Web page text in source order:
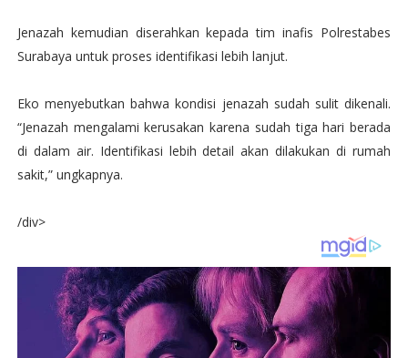
Jenazah kemudian diserahkan kepada tim inafis Polrestabes
Surabaya untuk proses identifikasi lebih lanjut.
Eko menyebutkan bahwa kondisi jenazah sudah sulit dikenali.
“Jenazah mengalami kerusakan karena sudah tiga hari berada
di dalam air. Identifikasi lebih detail akan dilakukan di rumah
sakit,” ungkapnya.
/div>